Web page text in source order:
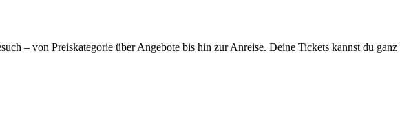
– von Preiskategorie über Angebote bis hin zur Anreise. Deine Tickets kannst du